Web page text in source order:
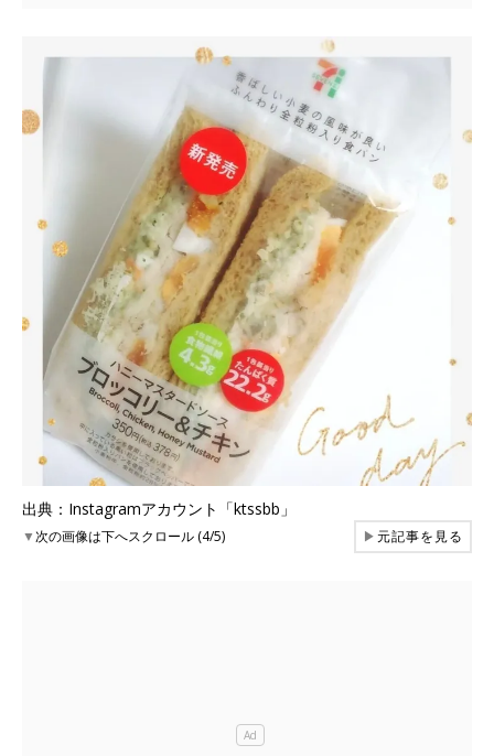
出典：Instagramアカウント「ktssbb」
▼次の画像は下へスクロール (4/5) ▶元記事を見る